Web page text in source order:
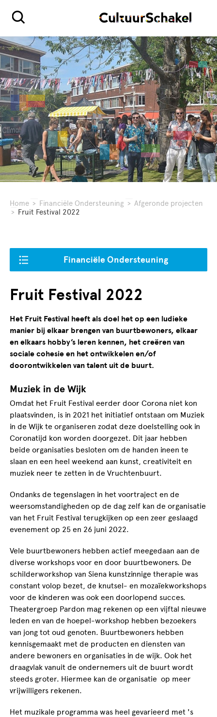
Home > Financiële Ondersteuning > Afgeronde projecten
> Fruit Festival 2022
Financiële Ondersteuning
Fruit Festival 2022
Het Fruit Festival heeft als doel het op een ludieke
manier bij elkaar brengen van buurtbewoners, elkaar
en elkaars hobby’s leren kennen, het creëren van
sociale cohesie en het ontwikkelen en/of
doorontwikkelen van talent uit de buurt.
Muziek in de Wijk
Omdat het Fruit Festival eerder door Corona niet kon
plaatsvinden, is in 2021 het initiatief ontstaan om Muziek
in de Wijk te organiseren zodat deze doelstelling ook in
Coronatijd kon worden doorgezet. Dit jaar hebben
beide organisaties besloten om de handen ineen te
slaan en een heel weekend aan kunst, creativiteit en
muziek neer te zetten in de Vruchtenbuurt.
Ondanks de tegenslagen in het voortraject en de
weersomstandigheden op de dag zelf kan de organisatie
van het Fruit Festival terugkijken op een zeer geslaagd
evenement op 25 en 26 juni 2022.
Vele buurtbewoners hebben actief meegedaan aan de
diverse workshops voor en door buurtbewoners. De
schilderworkshop van Siena kunstzinnige therapie was
constant volop bezet, de knutsel- en mozaïekworkshops
voor de kinderen was ook een doorlopend succes.
Theatergroep Pardon mag rekenen op een vijftal nieuwe
leden en van de hoepel-workshop hebben bezoekers
van jong tot oud genoten. Buurtbewoners hebben
kennisgemaakt met de producten en diensten van
andere bewoners en organisaties in de wijk. Ook het
draagvlak vanuit de ondernemers uit de buurt wordt
steeds groter. Hiermee kan de organisatie op meer
vrijwilligers rekenen.
Het muzikale programma was heel gevarieerd met 's